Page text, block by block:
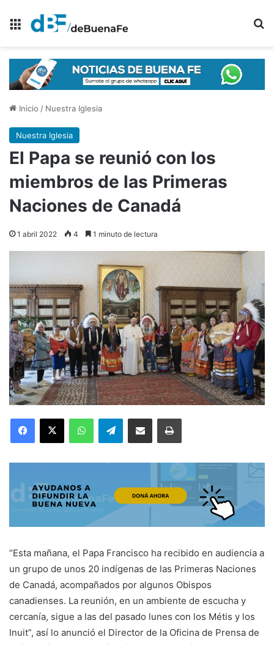
Menú
Inicio / Nuestra Iglesia
Nuestra Iglesia
El Papa se reunió con los
miembros de las Primeras
Naciones de Canadá
1 abril 2022 4 1 minuto de lectura
Telegram
“Esta mañana, el Papa Francisco ha recibido en audiencia a
un grupo de unos 20 indígenas de las Primeras Naciones
de Canadá, acompañados por algunos Obispos
canadienses. La reunión, en un ambiente de escucha y
cercanía, sigue a las del pasado lunes con los Métis y los
Inuit”, así lo anunció el Director de la Oficina de Prensa de